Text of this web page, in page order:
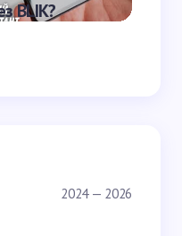
BLIK?
2024 — 2026